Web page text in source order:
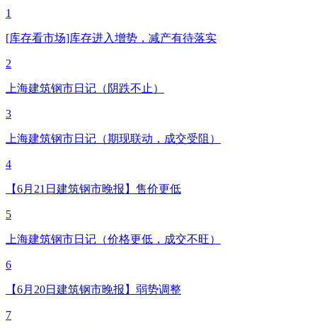
1
[库存看市场]库存进入增势，减产有待落实
2
上海建筑钢市日记（阴跌不止）
3
上海建筑钢市日记（期现联动，成交受阻）
4
【6月21日建筑钢市晚报】售价更低
5
上海建筑钢市日记（价格更低，成交不旺）
6
【6月20日建筑钢市晚报】弱势调整
7